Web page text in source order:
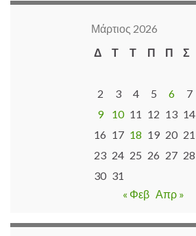
Μάρτιος 2026
Δ
Τ Τ Π Π Σ
2
3 4 5 6 7
9
10 11 12 13 14
16 17 18 19 20 21
23 24 25 26 27 28
30 31
« Φεβ Απρ »